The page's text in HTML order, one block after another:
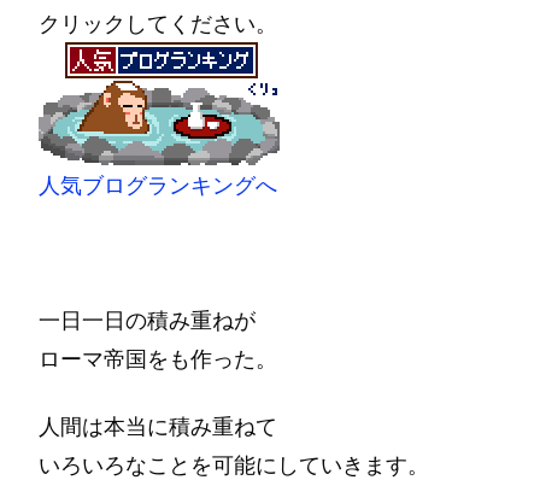
クリックしてください。
人気ブログランキングへ
一日一日の積み重ねが
ローマ帝国をも作った。
人間は本当に積み重ねて
いろいろなことを可能にしていきます。